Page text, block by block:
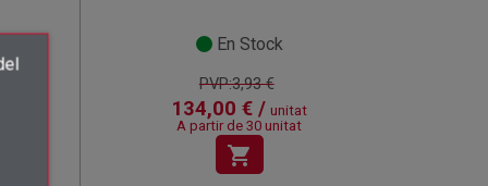
En Stock
PVP:3,93 €
134,00 € / unitat
A partir de 30 unitat
shopping_cart